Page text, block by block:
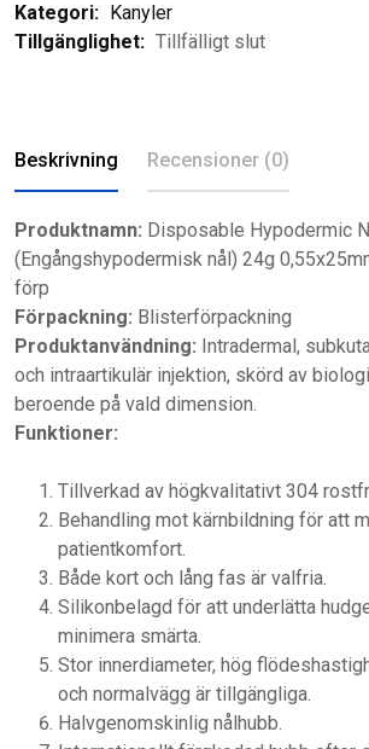
Kategori: Kanyler
Tillgänglighet: Tillfälligt slut
Beskrivning Recensioner (0)
Produktnamn: Disposable Hypodermic
(Engångshypodermisk nål) 24g
förp
Förpackning: Blisterförpackning
Produktanvändning: Intradermal,
och intraartikulär injektion, skörd av
beroende på vald dimension.
Funktioner:
Tillverkad av högkvalitativt 304
Behandling mot kärnbildning för att
patientkomfort.
Både kort och lång fas är valfria.
Silikonbelagd för att underlätta
minimera smärta.
Stor innerdiameter, hög
och normalvägg är tillgängliga.
Halvgenomskinlig nålhubb.